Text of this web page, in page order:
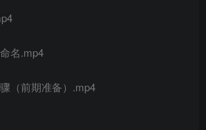
名.mp4
（前期准备）.mp4